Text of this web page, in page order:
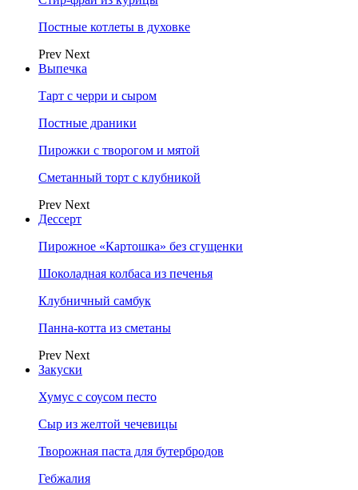
Постные котлеты в духовке
Prev Next
Выпечка
Тарт с черри и сыром
Постные драники
Пирожки с творогом и мятой
Сметанный торт с клубникой
Prev Next
Дессерт
Пирожное «Картошка» без сгущенки
Шоколадная колбаса из печенья
Клубничный самбук
Панна-котта из сметаны
Prev Next
Закуски
Хумус с соусом песто
Сыр из желтой чечевицы
Творожная паста для бутербродов
Гебжалия